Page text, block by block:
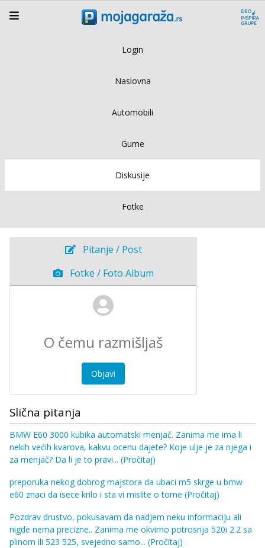
Login
Naslovna
Automobili
Gume
Diskusije
Fotke
Pitanje / Post
Fotke / Foto Album
Objavi
Slična pitanja
BMW E60 3000 kubika automatski menjač. Zanima me ima li
nekih većih kvarova, kakvu ocenu dajete? Koje ulje je za njega i
za menjač? Da li je to pravi... (Pročitaj)
preporuka nekog dobrog majstora da ubaci m5 skrge u bmw
e60 znaci da isece krilo i sta vi mislite o tome (Pročitaj)
Pozdrav drustvo, pokusavam da nadjem neku informaciju ali
nigde nema precizne.. Zanima me okvirno potrosnja 520i 2.2 sa
plinom ili 523 525, svejedno samo... (Pročitaj)